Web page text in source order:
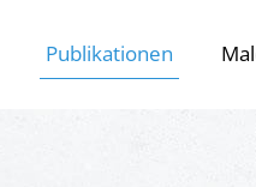
Publikationen